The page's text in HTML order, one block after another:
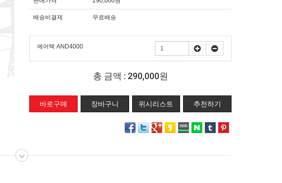
배송비결제 무료배송
에어텍 AND4000
총 금액 : 290,000원
위시리스트 추천하기